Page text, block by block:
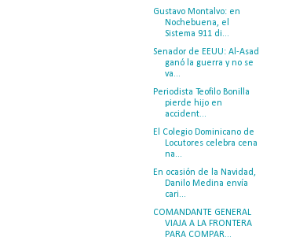
Gustavo Montalvo: en
Nochebuena, el
Sistema 911 di...
Senador de EEUU: Al-Asad
ganó la guerra y no se
va...
Periodista Teofilo Bonilla
pierde hijo en
accident...
El Colegio Dominicano de
Locutores celebra cena
na...
En ocasión de la Navidad,
Danilo Medina envía
cari...
COMANDANTE GENERAL
VIAJA A LA FRONTERA
PARA COMPAR...